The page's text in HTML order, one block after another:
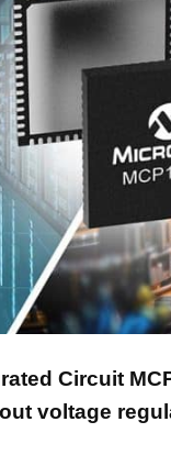
Circuit
voltage